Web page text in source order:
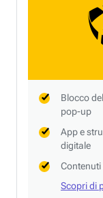
Blocco
pop-up
App e
digitale
Scopri di